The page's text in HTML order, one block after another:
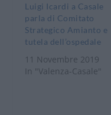
Luigi Icardi a Casale
parla di Comitato
Strategico Amianto e
tutela dell’ospedale
11 Novembre 2019
In "Valenza-Casale"